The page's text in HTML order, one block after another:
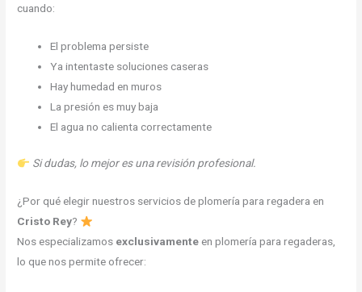
cuando:
El problema persiste
Ya intentaste soluciones caseras
Hay humedad en muros
La presión es muy baja
El agua no calienta correctamente
Si dudas, lo mejor es una revisión profesional.
¿Por qué elegir nuestros servicios de plomería para regadera en
Cristo Rey?
Nos especializamos exclusivamente en plomería para regaderas,
lo que nos permite ofrecer: